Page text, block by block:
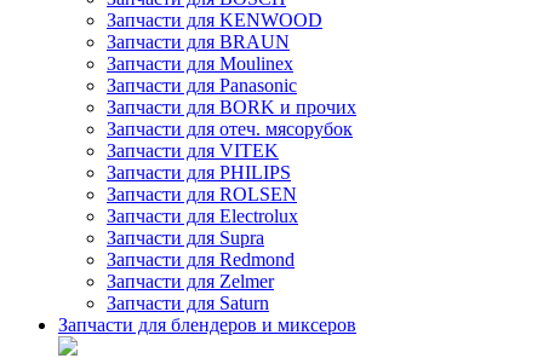
Запчасти для KENWOOD
Запчасти для BRAUN
Запчасти для Moulinex
Запчасти для Panasonic
Запчасти для BORK и прочих
Запчасти для отеч. мясорубок
Запчасти для VITEK
Запчасти для PHILIPS
Запчасти для ROLSEN
Запчасти для Electrolux
Запчасти для Supra
Запчасти для Redmond
Запчасти для Zelmer
Запчасти для Saturn
Запчасти для блендеров и миксеров